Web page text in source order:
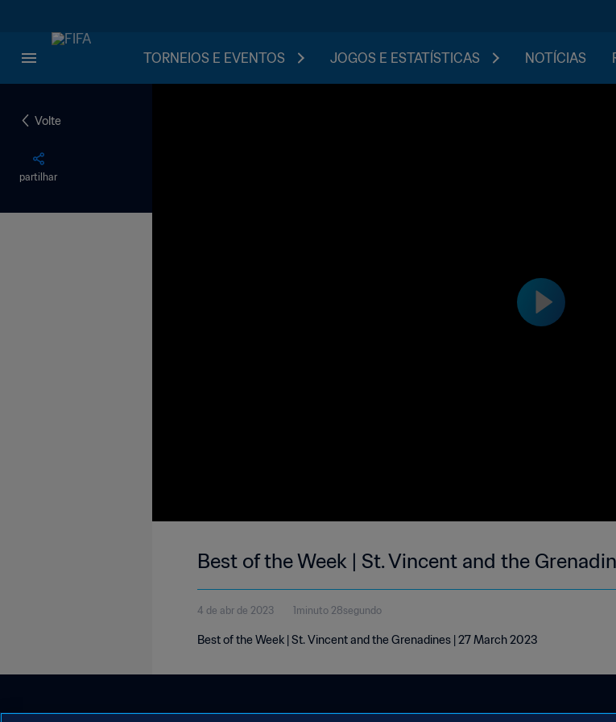
TORNEIOS E EVENTOS JOGOS E ESTATÍSTICAS NOTÍCIAS
Volte
partilhar
Best of the Week | St. Vincent and the
4 de abr de 2023 1minuto 28segundo
Best of the Week | St. Vincent and the Grenadines | 27 March 2023